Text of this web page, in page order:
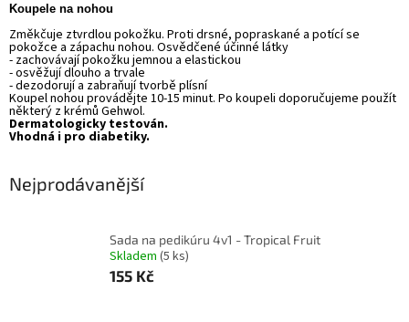
Koupel e na nohou
Změkčuje ztvrdlou pokožku. Proti drsné, popraskané a potící se
pokožce a zápachu nohou. Osvědčené účinné látky
- zachovávají pokožku jemnou a elastickou
- osvěžují dlouho a trvale
- dezodorují a zabraňují tvorbě plísní
Koupel nohou provádějte 10-15 minut. Po koupeli doporučujeme použít
některý z krémů Gehwol.
Dermatologicky testován.
Vhodná i pro diabetiky.
Nejprodávanější
Sada na pedikúru 4v1 - Tropical Fruit
Skladem (5 ks)
155 Kč